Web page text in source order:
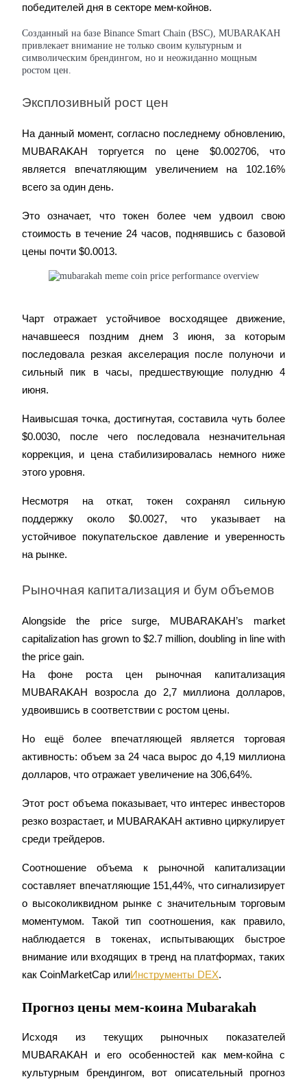
Узнайте, как оставаться прибыльным
Заработок
Получайте конкурентные награды ежедневно
Стейкинг
Высокая прибыль и мгновенный доступ
Блокировки BTR
Эксклюзивные инвестиции для владельцев BTR
Кредиты
Сервис заимствований, обеспеченных криптовалютой
победителей дня в секторе мем-койнов.
Созданный на базе Binance Smart Chain (BSC), MUBARAKAH
привлекает внимание не только своим культурным и
символическим брендингом, но и неожиданно мощным
ростом цен.
Эксплозивный рост цен
На данный момент, согласно последнему обновлению,
MUBARAKAH торгуется по цене $0.002706, что
является впечатляющим увеличением на 102.16%
всего за один день.
Это означает, что токен более чем удвоил свою
стоимость в течение 24 часов, поднявшись с базовой
цены почти $0.0013.
Чарт отражает устойчивое восходящее движение,
начавшееся поздним днем 3 июня, за которым
последовала резкая акселерация после полуночи и
сильный пик в часы, предшествующие полудню 4
июня.
Наивысшая точка, достигнутая, составила чуть более
$0.0030, после чего последовала незначительная
коррекция, и цена стабилизировалась немного ниже
этого уровня.
Несмотря на откат, токен сохранял сильную
поддержку около $0.0027, что указывает на
устойчивое покупательское давление и уверенность
на рынке.
Рыночная капитализация и бум объемов
Alongside the price surge, MUBARAKAH’s market
capitalization has grown to $2.7 million, doubling in line with
the price gain.
На фоне роста цен рыночная капитализация
MUBARAKAH возросла до 2,7 миллиона долларов,
удвоившись в соответствии с ростом цены.
Но ещё более впечатляющей является торговая
активность: объем за 24 часа вырос до 4,19 миллиона
долларов, что отражает увеличение на 306,64%.
Этот рост объема показывает, что интерес инвесторов
резко возрастает, и MUBARAKAH активно циркулирует
среди трейдеров.
Соотношение объема к рыночной капитализации
составляет впечатляющие 151,44%, что сигнализирует
о высоколиквидном рынке с значительным торговым
моментумом. Такой тип соотношения, как правило,
наблюдается в токенах, испытывающих быстрое
внимание или входящих в тренд на платформах, таких
как CoinMarketCap илиИнструменты DEX.
Прогноз цены мем-коина Mubarakah
Исходя из текущих рыночных показателей
MUBARAKAH и его особенностей как мем-койна с
культурным брендингом, вот описательный прогноз